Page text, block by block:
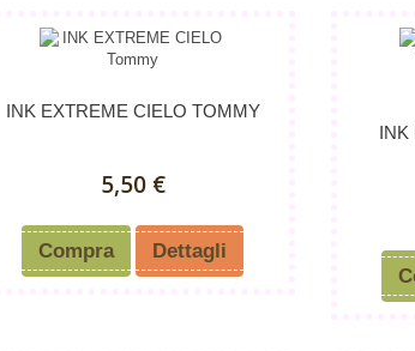
INK EXTREME CIELO TOMMY
5,50 €
Compra Dettagli
INK